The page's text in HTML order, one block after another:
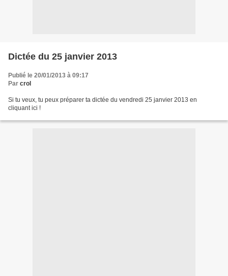
Dictée du 25 janvier 2013
Publié le 20/01/2013 à 09:17
Par crol
Si tu veux, tu peux préparer ta dictée du vendredi 25 janvier 2013 en
cliquant ici !